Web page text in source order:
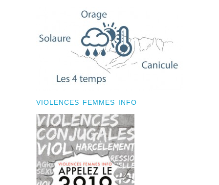
VIOLENCES FEMMES INFO